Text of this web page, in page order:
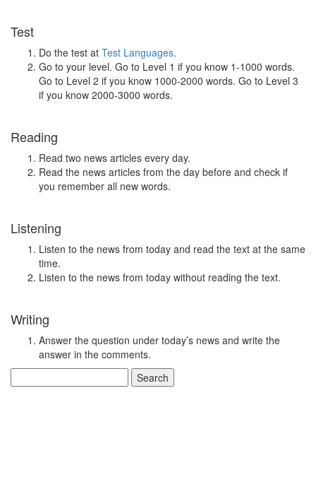
Test
Do the test at Test Languages.
Go to your level. Go to Level 1 if you know 1-1000 words.
Go to Level 2 if you know 1000-2000 words. Go to Level 3
if you know 2000-3000 words.
Reading
Read two news articles every day.
Read the news articles from the day before and check if
you remember all new words.
Listening
Listen to the news from today and read the text at the same
time.
Listen to the news from today without reading the text.
Writing
Answer the question under today’s news and write the
answer in the comments.
for: